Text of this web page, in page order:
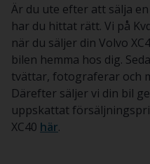
Är du ute efter att sälja en
har du hittat rätt. Vi på
när du säljer din Volvo
bilen hemma hos dig.
tvättar, fotograferar och
Därefter säljer vi din bil
uppskattat
XC40 här.